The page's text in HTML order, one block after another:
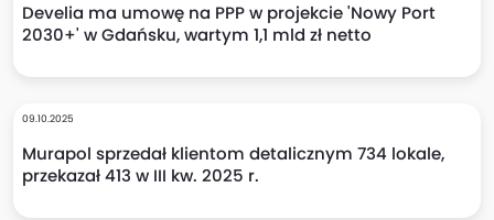
Develia ma umowę na PPP w projekcie 'Nowy Port
2030+' w Gdańsku, wartym 1,1 mld zł netto
09.10.2025
Murapol sprzedał klientom detalicznym 734 lokale,
przekazał 413 w III kw. 2025 r.